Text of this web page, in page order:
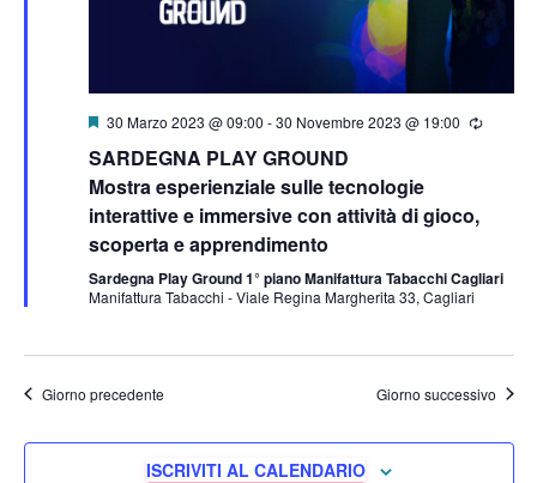
Segnalati
30 Marzo 2023 @ 09:00 -30 Novembre 2023 @ 19:00
SARDEGNA PLAY GROUND
Mostra esperienziale sulle tecnologie
interattive e immersive con attività di gioco,
scoperta e apprendimento
Sardegna Play Ground 1° piano Manifattura Tabacchi Cagliari
Manifattura Tabacchi - Viale Regina Margherita 33, Cagliari
Giorno precedente Giorno successivo
ISCRIVITI AL CALENDARIO